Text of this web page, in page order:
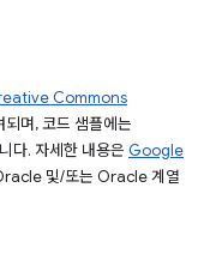
Commons
며, 코드 샘플에는
다. 자세한 내용은 Google
및/또는 Oracle 계열